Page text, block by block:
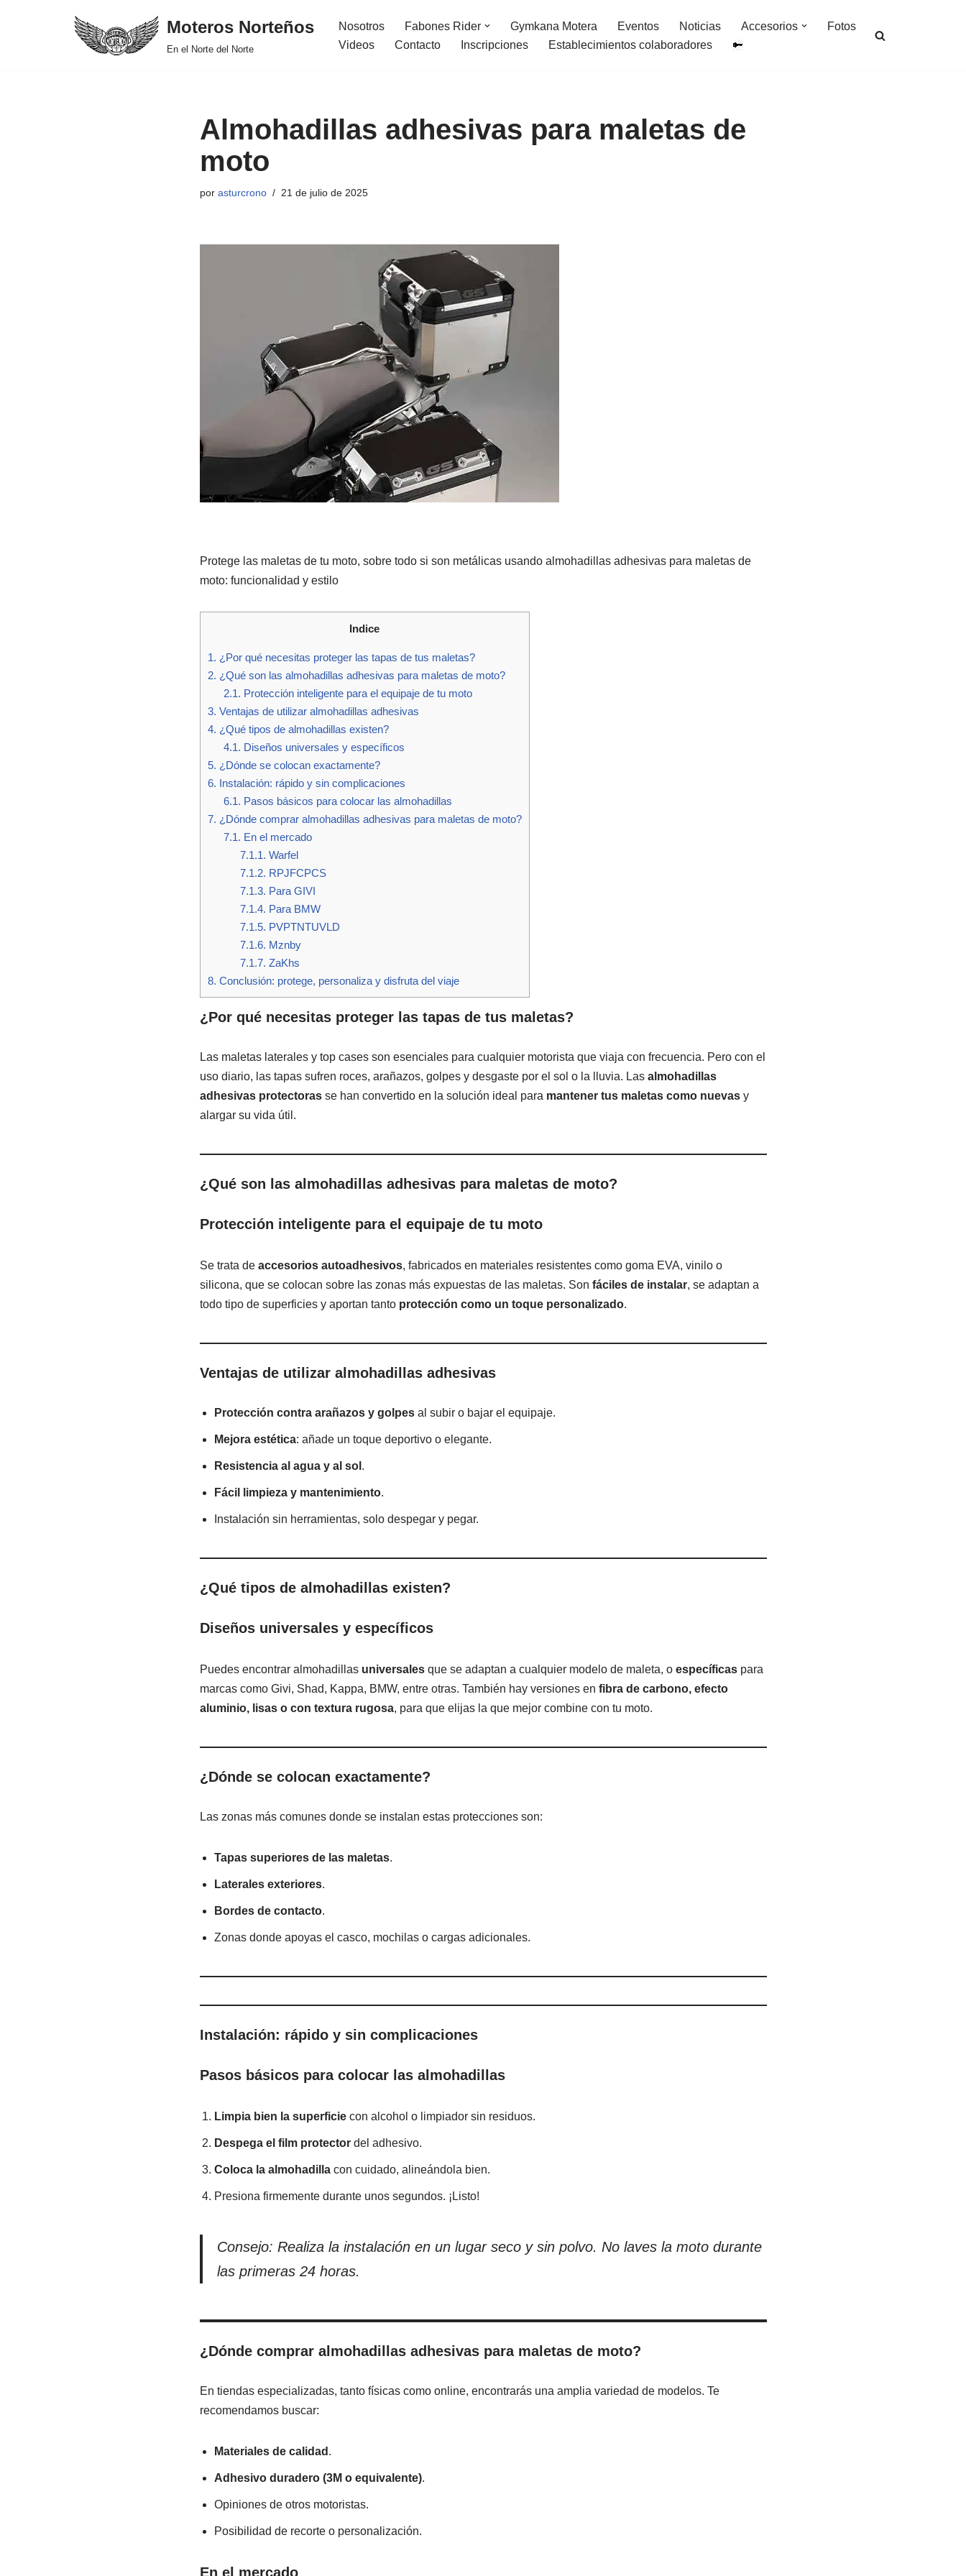
Moteros Norteños
En el Norte del Norte
Nosotros Fabones Rider Gymkana Motera Eventos Noticias Accesorios
Fotos
Videos
Contacto Inscripciones Establecimientos colaboradores
Almohadillas adhesivas para maletas de
moto
por asturcrono 21 de julio de 2025
Protege las maletas de tu moto, sobre todo si son metálicas usando almohadillas adhesivas para maletas de
moto: funcionalidad y estilo
Indice
1. ¿Por qué necesitas proteger las tapas de tus maletas?
2. ¿Qué son las almohadillas adhesivas para maletas de moto?
2.1. Protección inteligente para el equipaje de tu moto
3. Ventajas de utilizar almohadillas adhesivas
4. ¿Qué tipos de almohadillas existen?
4.1. Diseños universales y específicos
5. ¿Dónde se colocan exactamente?
6. Instalación: rápido y sin complicaciones
6.1. Pasos básicos para colocar las almohadillas
7. ¿Dónde comprar almohadillas adhesivas para maletas de moto?
7.1. En el mercado
7.1.1. Warfel
7.1.2. RPJFCPCS
7.1.3. Para GIVI
7.1.4. Para BMW
7.1.5. PVPTNTUVLD
7.1.6. Mznby
7.1.7. ZaKhs
8. Conclusión: protege, personaliza y disfruta del viaje
¿Por qué necesitas proteger las tapas de tus maletas?
Las maletas laterales y top cases son esenciales para cualquier motorista que viaja con frecuencia. Pero con el
uso diario, las tapas sufren roces, arañazos, golpes y desgaste por el sol o la lluvia. Las almohadillas
adhesivas protectorasse han convertido en la solución ideal para mantener tus maletas como nuevasy
alargar su vida útil.
¿Qué son las almohadillas adhesivas para maletas de moto?
Protección inteligente para el equipaje de tu moto
Se trata de accesorios autoadhesivos, fabricados en materiales resistentes como goma EVA, vinilo o
silicona, que se colocan sobre las zonas más expuestas de las maletas. Son fáciles de instalar, se adaptan a
todo tipo de superficies y aportan tanto protección como un toque personalizado.
Ventajas de utilizar almohadillas adhesivas
Protección contra arañazos y golpesal subir o bajar el equipaje.
Mejora estética: añade un toque deportivo o elegante.
Resistencia al agua y al sol .
Fácil limpieza y mantenimiento.
Instalación sin herramientas, solo despegar y pegar.
¿Qué tipos de almohadillas existen?
Diseños universales y específicos
Puedes encontrar almohadillas universalesque se adaptan a cualquier modelo de maleta, o específicaspara
marcas como Givi, Shad, Kappa, BMW, entre otras. También hay versiones en fibra de carbono, efecto
aluminio, lisas o con textura rugosa, para que elijas la que mejor combine con tu moto.
¿Dónde se colocan exactamente?
Las zonas más comunes donde se instalan estas protecciones son:
Tapas superiores de las maletas.
Laterales exteriores.
Bordes de contacto.
Zonas donde apoyas el casco, mochilas o cargas adicionales.
Instalación: rápido y sin complicaciones
Pasos básicos para colocar las almohadillas
Limpia bien la superficiecon alcohol o limpiador sin residuos.
Despega el film protectordel adhesivo.
Coloca la almohadillacon cuidado, alineándola bien.
Presiona firmemente durante unos segundos. ¡Listo!
Consejo: Realiza la instalación en un lugar seco y sin polvo. No laves la moto durante
las primeras 24 horas.
¿Dónde comprar almohadillas adhesivas para maletas de moto?
En tiendas especializadas, tanto físicas como online, encontrarás una amplia variedad de modelos. Te
recomendamos buscar:
Materiales de calidad .
Adhesivo duradero (3M o equivalente).
Opiniones de otros motoristas.
Posibilidad de recorte o personalización.
En el mercado